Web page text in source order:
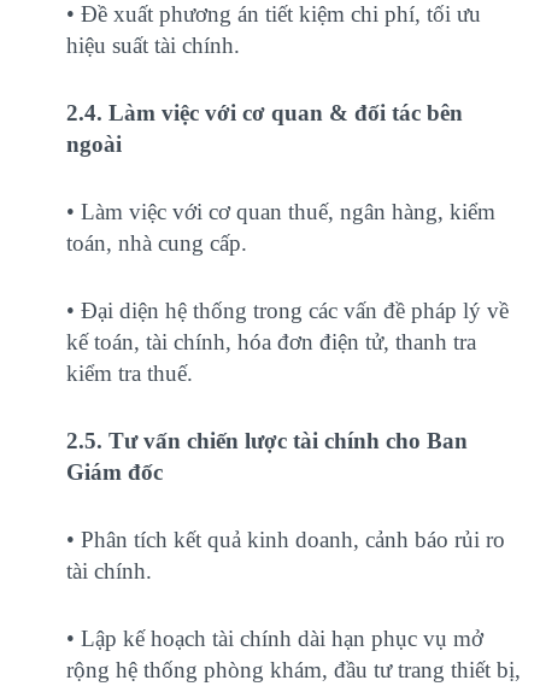
• Đề xuất phương án tiết kiệm chi phí, tối ưu
hiệu suất tài chính.
2.4. Làm việc với cơ quan & đối tác bên
ngoài
• Làm việc với cơ quan thuế, ngân hàng, kiểm
toán, nhà cung cấp.
• Đại diện hệ thống trong các vấn đề pháp lý về
kế toán, tài chính, hóa đơn điện tử, thanh tra
kiểm tra thuế.
2.5. Tư vấn chiến lược tài chính cho Ban
Giám đốc
• Phân tích kết quả kinh doanh, cảnh báo rủi ro
tài chính.
• Lập kế hoạch tài chính dài hạn phục vụ mở
rộng hệ thống phòng khám, đầu tư trang thiết bị,